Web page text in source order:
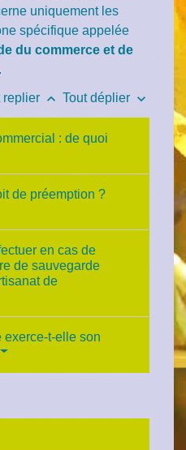
uniquement les
spécifique appelée
du commerce et de
.
replier keyboard_arrow_up Tout déplier keyboard_arrow_down
: de quoi
de préemption ?
en cas de
de sauvegarde
de
exerce-t-elle son